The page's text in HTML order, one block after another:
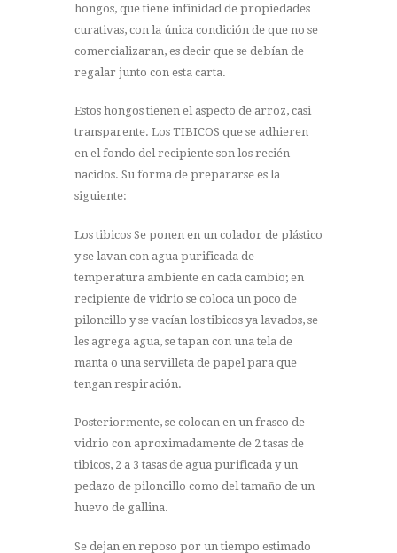
hongos, que tiene infinidad de propiedades
curativas, con la única condición de que no se
comercializaran, es decir que se debían de
regalar junto con esta carta.
Estos hongos tienen el aspecto de arroz, casi
transparente. Los TIBICOS que se adhieren
en el fondo del recipiente son los recién
nacidos. Su forma de prepararse es la
siguiente:
Los tibicos Se ponen en un colador de plástico
y se lavan con agua purificada de
temperatura ambiente en cada cambio; en
recipiente de vidrio se coloca un poco de
piloncillo y se vacían los tibicos ya lavados, se
les agrega agua, se tapan con una tela de
manta o una servilleta de papel para que
tengan respiración.
Posteriormente, se colocan en un frasco de
vidrio con aproximadamente de 2 tasas de
tibicos, 2 a 3 tasas de agua purificada y un
pedazo de piloncillo como del tamaño de un
huevo de gallina.
Se dejan en reposo por un tiempo estimado